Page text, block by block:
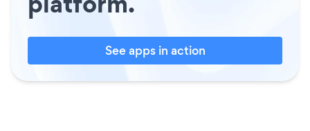
See apps in action